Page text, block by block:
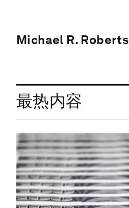
Michael R. Roberts
最热内容